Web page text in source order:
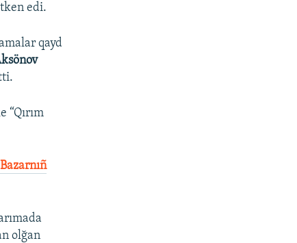
edi.
qayd
“Qırım
olğan